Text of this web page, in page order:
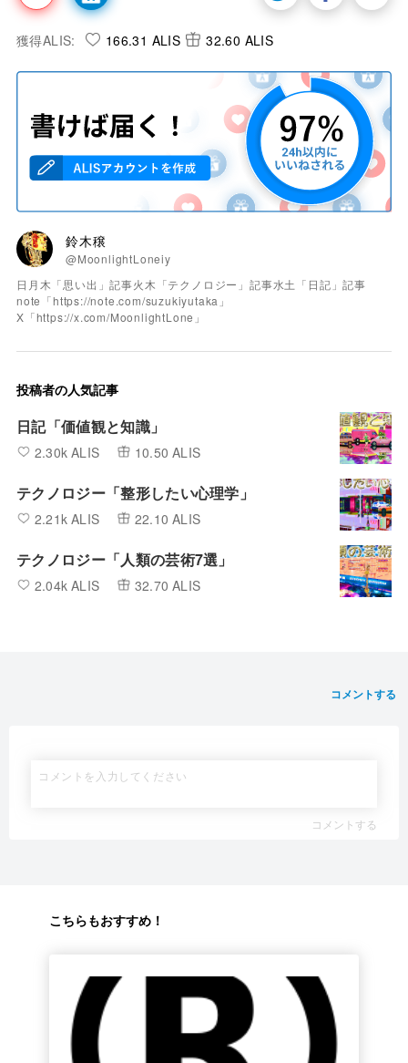
獲得ALIS: 166.31 ALIS 32.60 ALIS
鈴木穣
@MoonlightLoneiy
日月木「思い出」記事火木「テクノロジー」記事水土「日記」記事
note「https://note.com/suzukiyutaka」
X「https://x.com/MoonlightLone」
投稿者の人気記事
日記「価値観と知識」
2.30k ALIS 10.50 ALIS
テクノロジー「整形したい心理学」
2.21k ALIS 22.10 ALIS
テクノロジー「人類の芸術7選」
2.04k ALIS 32.70 ALIS
コメントする
コメントする
こちらもおすすめ！